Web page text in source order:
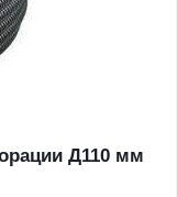
Д110 мм